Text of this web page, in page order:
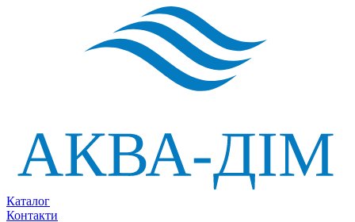
Каталог
Контакти